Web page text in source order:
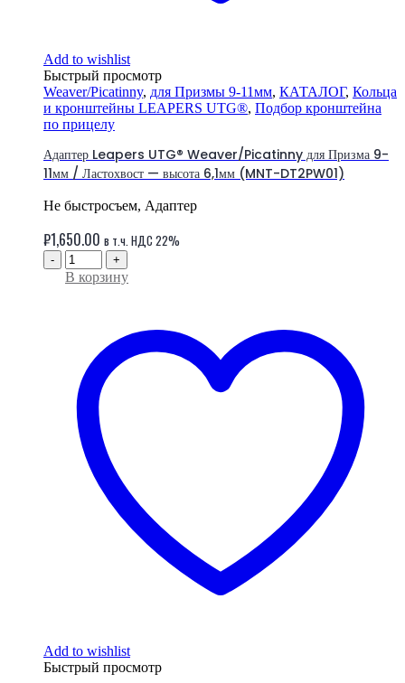
Add to wishlist
Быстрый просмотр
Weaver/Picatinny, для Призмы 9-11мм, КАТАЛОГ, Кольца
и кронштейны LEAPERS UTG®, Подбор кронштейна
по прицелу
Адаптер Leapers UTG® Weaver/Picatinny для Призма 9-
11мм / Ластохвост — высота 6,1мм (MNT-DT2PW01)
Не быстросъем, Адаптер
₽1,650.00 в т.ч. НДС 22%
- +
В корзину
Add to wishlist
Быстрый просмотр